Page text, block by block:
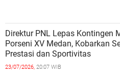
Direktur PNL Lepas Kontingen
Porseni XV Medan, Kobarkan
Prestasi dan Sportivitas
23/07/2026, 20:07 WIB